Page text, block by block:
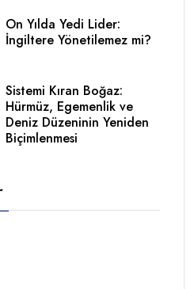
On Yılda Yedi Lider:
İngiltere Yönetilemez mi?
Sistemi Kıran Boğaz:
Hürmüz, Egemenlik ve
Deniz Düzeninin Yeniden
Biçimlenmesi